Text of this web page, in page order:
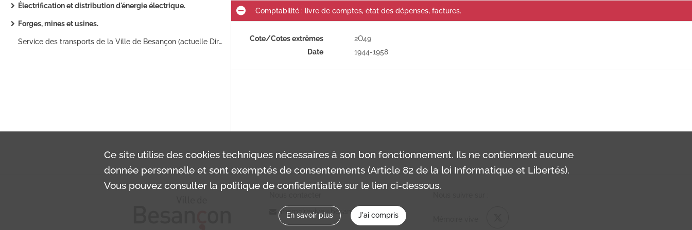
Électrification et distribution d'énergie électrique.
Forges, mines et usines.
Service des transports de la Ville de Besançon (actuelle Direction Parc Automobile et Logistique), activités : délibérations du conseil municipal, rapport, comptes rendus journaliers, correspondance (1920-1938) ; remplacement de la voiturette Citroën : délibérations du conseil municipal, factures, correspondance (1925-1926) ; achats de camions : photographie, prospectus, correspondance (1927).
Comptabilité : livre de comptes, état des dépenses, factures.
Cote/Cotes extrêmes
2O49
Date
1944-1958
memoirevive@besancon.fr
Ce site utilise des cookiestechniques nécessaires à son bon fonctionnement. Ils ne contiennent aucune
donnée personnelle et sont exemptés de consentements (Article 82 de la loi Informatique et Libertés).
Vous pouvez consulter la politique de confidentialité sur le lien ci-dessous.
En savoir plus J'ai compris